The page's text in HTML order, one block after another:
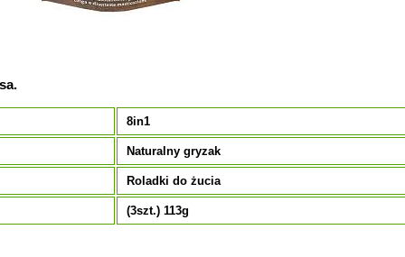
8in1
Naturalny gryzak
Roladki do żucia
(3szt.) 113g